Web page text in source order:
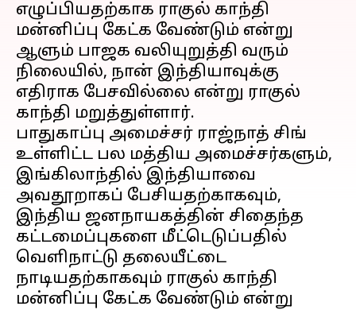
எழுப்பியதற்காக ராகுல் காந்தி
மன்னிப்பு கேட்க வேண்டும் என்று
ஆளும் பாஜக வலியுறுத்தி வரும்
நிலையில், நான் இந்தியாவுக்கு
எதிராக பேசவில்லை என்று ராகுல்
காந்தி மறுத்துள்ளார்.
பாதுகாப்பு அமைச்சர் ராஜ்நாத் சிங்
உள்ளிட்ட பல மத்திய அமைச்சர்களும்,
இங்கிலாந்தில் இந்தியாவை
அவதூறாகப் பேசியதற்காகவும்,
இந்திய ஜனநாயகத்தின் சிதைந்த
கட்டமைப்புகளை மீட்டெடுப்பதில்
வெளிநாட்டு தலையீட்டை
நாடியதற்காகவும் ராகுல் காந்தி
மன்னிப்பு கேட்க வேண்டும் என்று